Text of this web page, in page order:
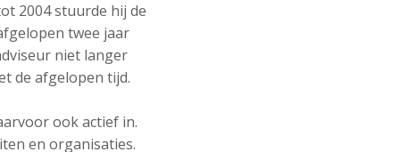
2004 stuurde hij de
twee jaar
niet langer
de afgelopen tijd.
ook actief in.
en organisaties.